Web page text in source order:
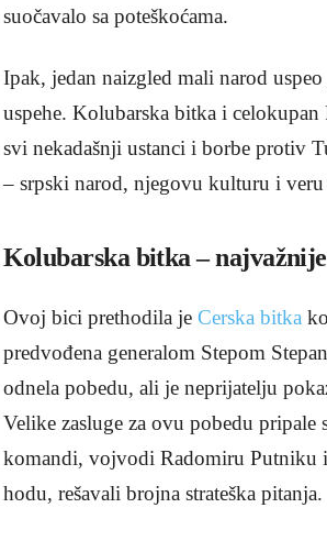
suočavalo sa poteškoćama.
Ipak, jedan naizgled mali narod
uspehe. Kolubarska bitka i
svi nekadašnji ustanci i borbe protiv
– srpski narod, njegovu kulturu i
Kolubarska bitka –
Ovoj bici prethodila je Cerska bitka
predvođena generalom Stepom
odnela pobedu, ali je neprijatelju
Velike zasluge za ovu pobedu
komandi, vojvodi Radomiru Putniku
hodu, rešavali brojna strateška pitanja.